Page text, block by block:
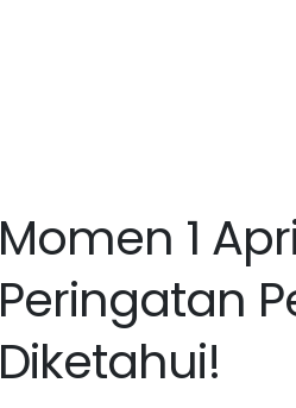
Momen 1
Peringatan
Diketahui!